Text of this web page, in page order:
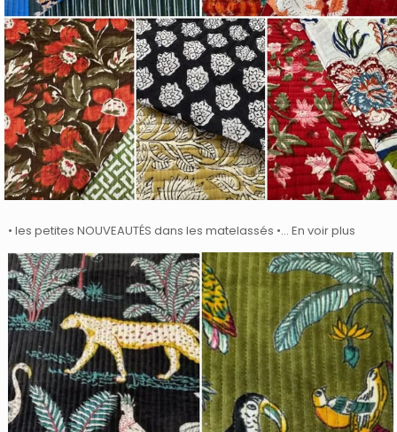
• les petites NOUVEAUTÉS dans les matelassés •… En voir plus